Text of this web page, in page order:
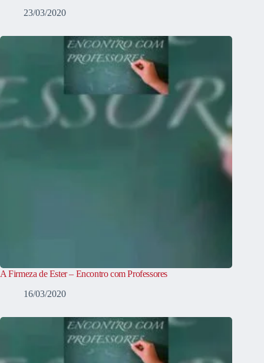
23/03/2020
A Firmeza de Ester – Encontro com Professores
16/03/2020